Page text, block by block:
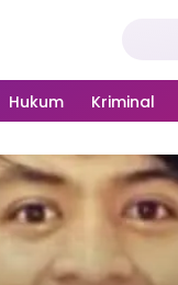
Hukum Kriminal